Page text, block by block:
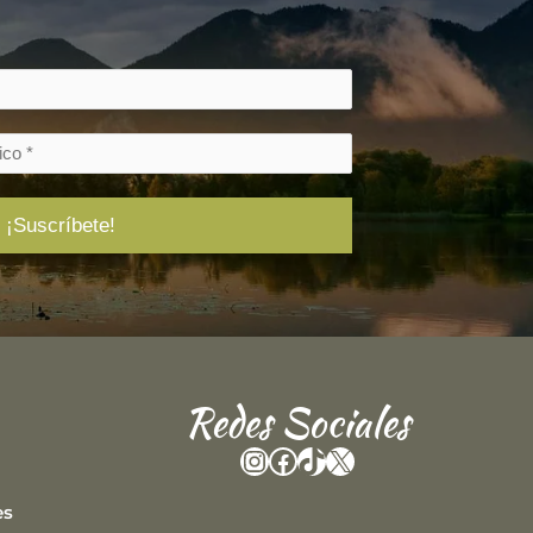
Redes Sociales
Instagram
Facebook
TikTok
X